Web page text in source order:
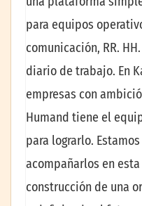
para equipos
comunicación, RR.
diario de trabajo. En
empresas con
Humand tiene el
para lograrlo.
acompañarlos en
construcción de una